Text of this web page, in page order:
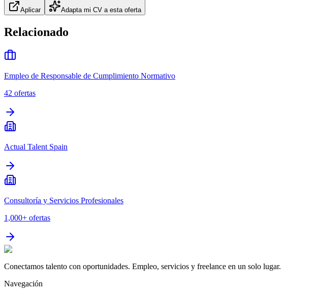
Aplicar Adapta mi CV a esta oferta
Relacionado
Empleo de Responsable de Cumplimiento Normativo
42 ofertas
Actual Talent Spain
Consultoría y Servicios Profesionales
1,000+ ofertas
Conectamos talento con oportunidades. Empleo, servicios y freelance en un solo lugar.
Navegación